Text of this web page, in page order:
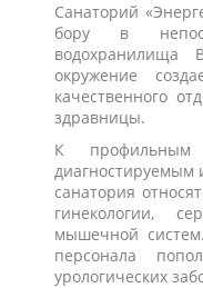
постояльцу найти
Персонал
чтобы
постояльца
этого
направлениям,
спектр
отдыхающих.
Санаторий
бору в
водохранилища
окружение
качественного
здравницы.
К профильным
диагностируемым
санатория
гинекологии,
мышечной
персонала
урологических